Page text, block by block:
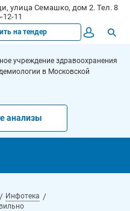
улица Семашко, дом 2. Тел. 8
12-11
на тендер
учреждение здравоохранения
в Московской
анализы
Инфотека